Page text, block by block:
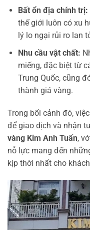
Bất ổn địa chính trị:
thế giới luôn có xu
lý lo ngại rủi ro lan
Nhu cầu vật chất:
miếng, đặc biệt từ
Trung Quốc, cũng
thành giá vàng.
Trong bối cảnh đó,
để giao dịch và nhận
vàng Kim Anh Tuấn,
nỗ lực mang đến
kịp thời nhất cho